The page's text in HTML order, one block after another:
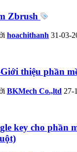
Zbrush
hoachithanh 31-03-
thiệu phần
BKMech Co.,ltd 27-
key cho phần